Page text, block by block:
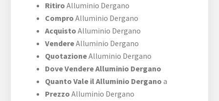
Ritiro Alluminio Dergano
Compro Alluminio Dergano
Acquisto Alluminio Dergano
VendereAlluminio Dergano
QuotazioneAlluminio Dergano
Dove Vendere Alluminio Dergano
Quanto Vale il Alluminio Dergano a
Prezzo Alluminio Dergano